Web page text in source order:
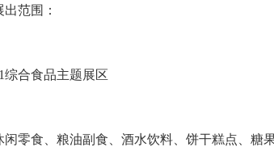
出范围：
综合食品主题展区
闲零食、粮油副食、酒水饮料、饼干糕点、糖